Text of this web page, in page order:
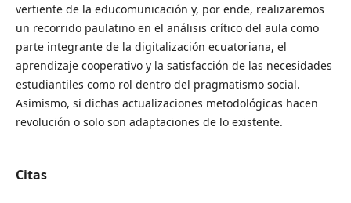
vertiente de la educomunicación y, por ende, realizaremos
un recorrido paulatino en el análisis crítico del aula como
parte integrante de la digitalización ecuatoriana, el
aprendizaje cooperativo y la satisfacción de las necesidades
estudiantiles como rol dentro del pragmatismo social.
Asimismo, si dichas actualizaciones metodológicas hacen
revolución o solo son adaptaciones de lo existente.
Citas